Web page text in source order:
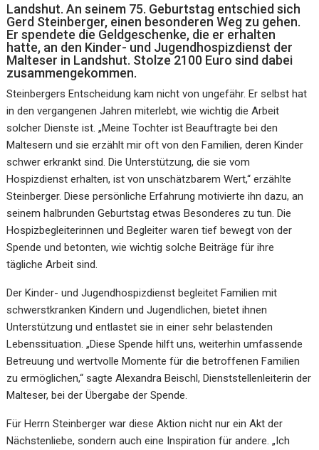
Landshut. An seinem 75. Geburtstag entschied sich
Gerd Steinberger, einen besonderen Weg zu gehen.
Er spendete die Geldgeschenke, die er erhalten
hatte, an den Kinder- und Jugendhospizdienst der
Malteser in Landshut. Stolze 2100 Euro sind dabei
zusammengekommen.
Steinbergers Entscheidung kam nicht von ungefähr. Er selbst hat
in den vergangenen Jahren miterlebt, wie wichtig die Arbeit
solcher Dienste ist. „Meine Tochter ist Beauftragte bei den
Maltesern und sie erzählt mir oft von den Familien, deren Kinder
schwer erkrankt sind. Die Unterstützung, die sie vom
Hospizdienst erhalten, ist von unschätzbarem Wert,“ erzählte
Steinberger. Diese persönliche Erfahrung motivierte ihn dazu, an
seinem halbrunden Geburtstag etwas Besonderes zu tun. Die
Hospizbegleiterinnen und Begleiter waren tief bewegt von der
Spende und betonten, wie wichtig solche Beiträge für ihre
tägliche Arbeit sind.
Der Kinder- und Jugendhospizdienst begleitet Familien mit
schwerstkranken Kindern und Jugendlichen, bietet ihnen
Unterstützung und entlastet sie in einer sehr belastenden
Lebenssituation. „Diese Spende hilft uns, weiterhin umfassende
Betreuung und wertvolle Momente für die betroffenen Familien
zu ermöglichen,“ sagte Alexandra Beischl, Dienststellenleiterin der
Malteser, bei der Übergabe der Spende.
Für Herrn Steinberger war diese Aktion nicht nur ein Akt der
Nächstenliebe, sondern auch eine Inspiration für andere. „Ich